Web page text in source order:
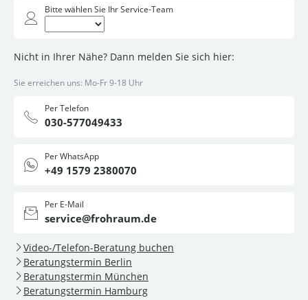
Bitte wählen Sie Ihr Service-Team
Nicht in Ihrer Nähe? Dann melden Sie sich hier:
Sie erreichen uns: Mo-Fr 9-18 Uhr
Per Telefon
030-577049433
Per WhatsApp
+49 1579 2380070
Per E-Mail
service@frohraum.de
Video-/Telefon-Beratung buchen
Beratungstermin Berlin
Beratungstermin München
Beratungstermin Hamburg